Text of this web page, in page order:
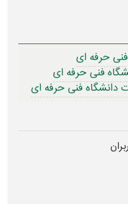
حرفه ای
فنی حرفه ای
دانشگاه فنی حرفه ای